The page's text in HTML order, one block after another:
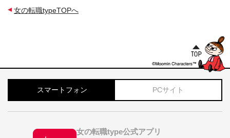
女の転職typeTOPへ
スマートフォン PCサイト
女の転職type公式アプリ